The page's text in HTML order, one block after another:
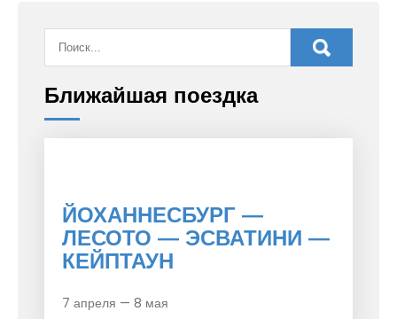
Ближайшая поездка
ЙОХАННЕСБУРГ —
ЛЕСОТО — ЭСВАТИНИ —
КЕЙПТАУН
7 апреля — 8 мая